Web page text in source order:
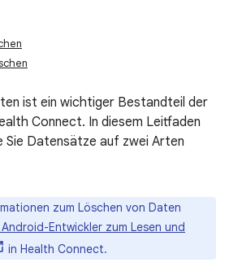
ist ein wichtiger Bestandteil der
Connect. In diesem Leitfaden
Sie Datensätze auf zwei Arten
zum Löschen von Daten
Entwickler zum Lesen und
in Health Connect.